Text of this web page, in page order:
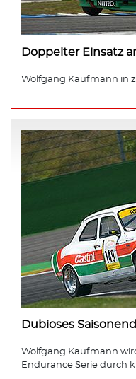
Doppelter Einsatz
Wolfgang Kaufmann in
Dubioses
Wolfgang Kaufmann
Endurance Serie durch